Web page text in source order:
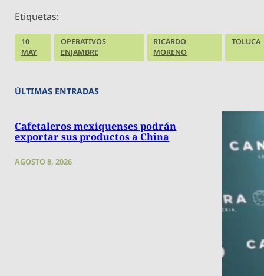
Etiquetas:
10
MAY
OPERATIVOS
ENJAMBRE
RICARDO
MORENO
TOLUCA
ÚLTIMAS ENTRADAS
Cafetaleros mexiquenses podrán
exportar sus productos a China
AGOSTO 8, 2026